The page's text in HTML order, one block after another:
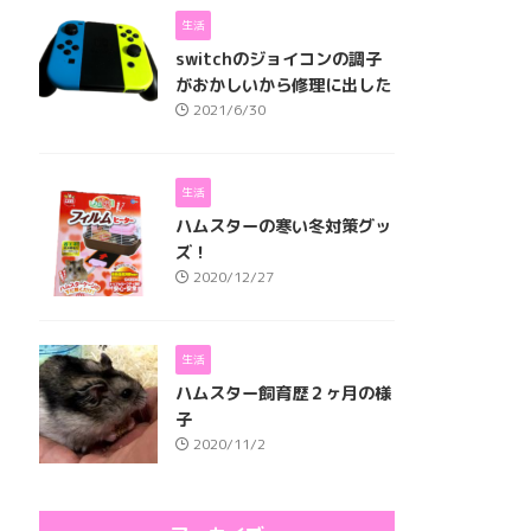
生活
switchのジョイコンの調子
がおかしいから修理に出した
2021/6/30
生活
ハムスターの寒い冬対策グッ
ズ！
2020/12/27
生活
ハムスター飼育歴２ヶ月の様
子
2020/11/2